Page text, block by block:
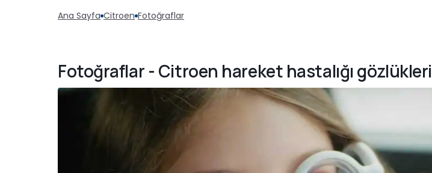
Ana Sayfa Citroen Fotoğraflar
Fotoğraflar - Citroen hareket hastalığı gözlükleri